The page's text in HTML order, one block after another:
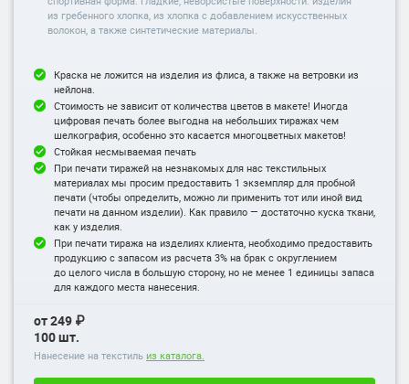
из гребенного хлопка, из хлопка с добавлением искусственных
волокон, а также синтетические материалы.
Краска не ложится на изделия из флиса, а также на ветровки из
нейлона.
Стоимость не зависит от количества цветов в макете! Иногда
цифровая печать более выгодна на небольших тиражах чем
шелкография, особенно это касается многоцветных макетов!
Стойкая несмываемая печать
При печати тиражей на незнакомых для нас текстильных
материалах мы просим предоставить 1 экземпляр для пробной
печати (чтобы определить, можно ли применить тот или иной вид
печати на данном изделии). Как правило — достаточно куска ткани,
как у изделия.
При печати тиража на изделиях клиента, необходимо предоставить
продукцию с запасом из расчета 3% на брак с округлением
до целого числа в большую сторону, но не менее 1 единицы запаса
для каждого места нанесения.
от 249 ₽
100 шт.
Нанесение на текстиль из каталога.